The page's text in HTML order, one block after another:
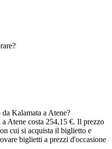
Kalamata a Atene?
Atene costa 254,15 €. Il prezzo
cui si acquista il biglietto e
biglietti a prezzi d'occasione